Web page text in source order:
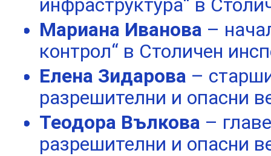
инфраструктура“ в
Мариана Иванова –
контрол“ в Столичен
Елена Зидарова –
разрешителни и опасни
Теодора Вълкова –
разрешителни и опасни